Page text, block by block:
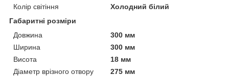
Колір світіння
Холодний білий
Габаритні розміри
Довжина
300 мм
Ширина
300 мм
Висота
18 мм
Діаметр врізного отвору
275 мм